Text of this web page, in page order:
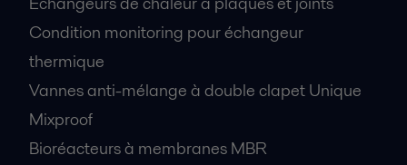
Condition monitoring pour échangeur
thermique
Vannes anti-mélange à double clapet Unique
Mixproof
Bioréacteurs à membranes MBR